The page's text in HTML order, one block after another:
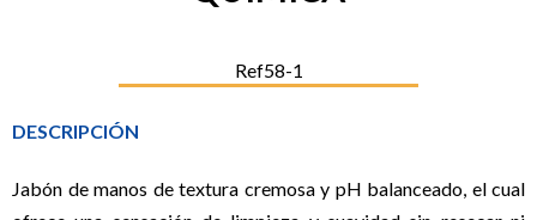
Ref58-1
DESCRIPCIÓN
Jabón de manos de textura cremosa y pH balanceado, el cual